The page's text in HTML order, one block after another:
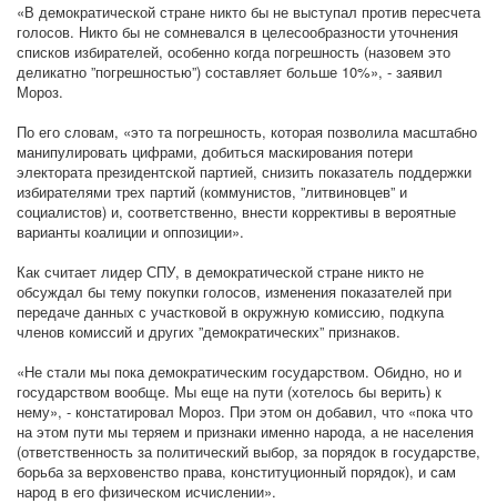
«В демократической стране никто бы не выступал против пересчета
голосов. Никто бы не сомневался в целесообразности уточнения
списков избирателей, особенно когда погрешность (назовем это
деликатно ”погрешностью”) составляет больше 10%», - заявил
Мороз.
По его словам, «это та погрешность, которая позволила масштабно
манипулировать цифрами, добиться маскирования потери
электората президентской партией, снизить показатель поддержки
избирателями трех партий (коммунистов, ”литвиновцев” и
социалистов) и, соответственно, внести коррективы в вероятные
варианты коалиции и оппозиции».
Как считает лидер СПУ, в демократической стране никто не
обсуждал бы тему покупки голосов, изменения показателей при
передаче данных с участковой в окружную комиссию, подкупа
членов комиссий и других ”демократических” признаков.
«Не стали мы пока демократическим государством. Обидно, но и
государством вообще. Мы еще на пути (хотелось бы верить) к
нему», - констатировал Мороз. При этом он добавил, что «пока что
на этом пути мы теряем и признаки именно народа, а не населения
(ответственность за политический выбор, за порядок в государстве,
борьба за верховенство права, конституционный порядок), и сам
народ в его физическом исчислении».